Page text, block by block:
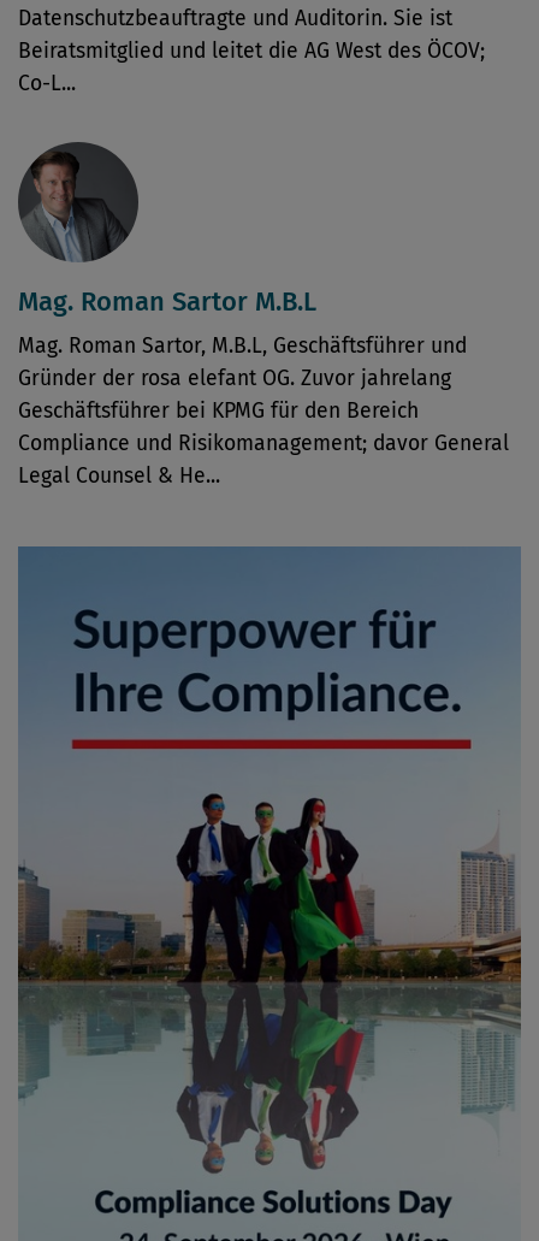
Datenschutzbeauftragte und Auditorin. Sie ist
Beiratsmitglied und leitet die AG West des ÖCOV;
Co-L...
Mag. Roman Sartor M.B.L
Mag. Roman Sartor, M.B.L, Geschäftsführer und
Gründer der rosa elefant OG. Zuvor jahrelang
Geschäftsführer bei KPMG für den Bereich
Compliance und Risikomanagement; davor General
Legal Counsel & He...